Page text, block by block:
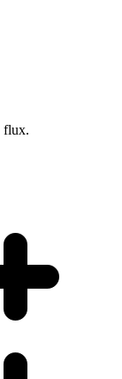
flux.